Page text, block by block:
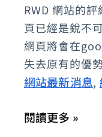
RWD 網站的
頁已經是銳不
網頁將會在
失去原有的優
網站最新消息,
商
機-
RWD
自
適
模
閱讀更多 »